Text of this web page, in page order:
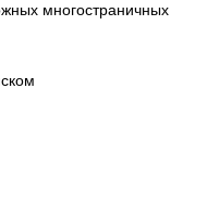
многостраничных